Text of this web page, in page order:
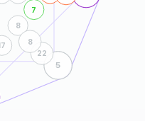
5
8
7
22
8